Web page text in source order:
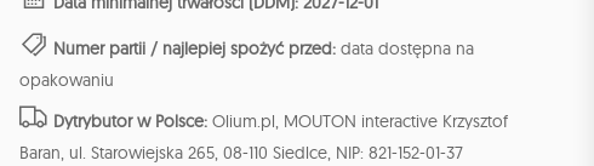
Numer partii / najlepiej spożyć przed: data dostępna na
opakowaniu
Dytrybutor w Polsce: Olium.pl, MOUTON interactive Krzysztof
Baran, ul. Starowiejska 265, 08-110 Siedlce, NIP: 821-152-01-37